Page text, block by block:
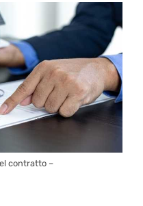
contratto –